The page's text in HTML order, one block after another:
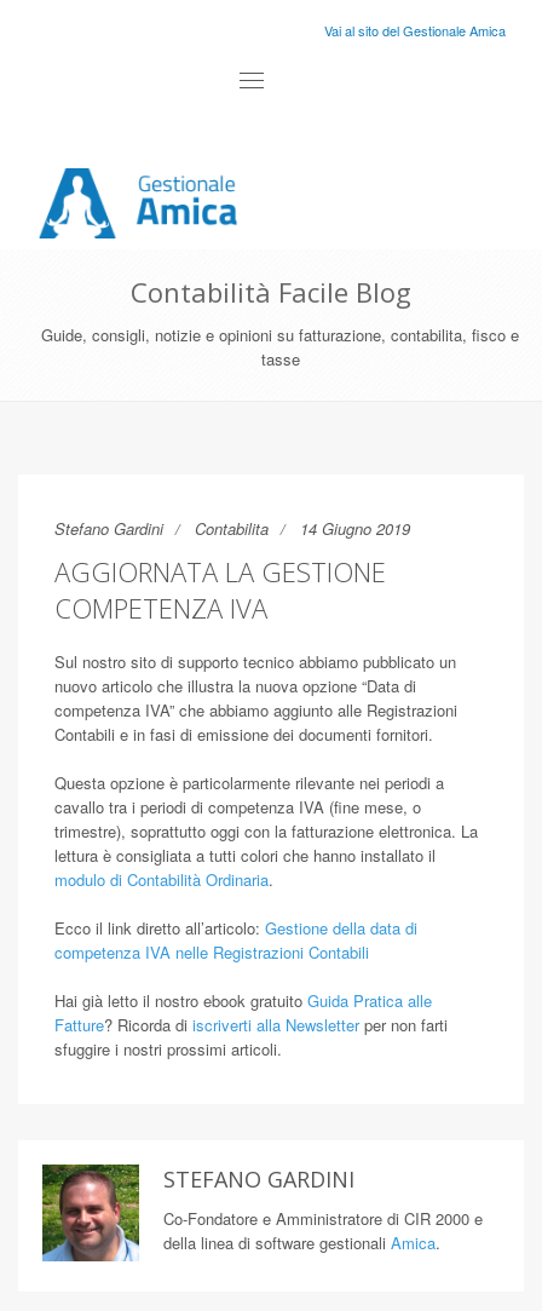
Vai al sito del Gestionale Amica
Toggle
Contabilità Facile Blog
Guide, consigli, notizie e opinioni su fatturazione, contabilita, fisco e
tasse
Stefano Gardini Contabilita 14 Giugno 2019
AGGIORNATA LA GESTIONE
COMPETENZA IVA
Sul nostro sito di supporto tecnico abbiamo pubblicato un
nuovo articolo che illustra la nuova opzione “Data di
competenza IVA” che abbiamo aggiunto alle Registrazioni
Contabili e in fasi di emissione dei documenti fornitori.
Questa opzione è particolarmente rilevante nei periodi a
cavallo tra i periodi di competenza IVA (fine mese, o
trimestre), soprattutto oggi con la fatturazione elettronica. La
lettura è consigliata a tutti colori che hanno installato il
modulo di Contabilità Ordinaria.
Ecco il link diretto all’articolo: Gestione della data di
competenza IVA nelle Registrazioni Contabili
Hai già letto il nostro ebook gratuito Guida Pratica alle
Fatture? Ricorda di iscriverti alla Newsletterper non farti
sfuggire i nostri prossimi articoli.
STEFANO GARDINI
Co-Fondatore e Amministratore di CIR 2000 e
della linea di software gestionali Amica.